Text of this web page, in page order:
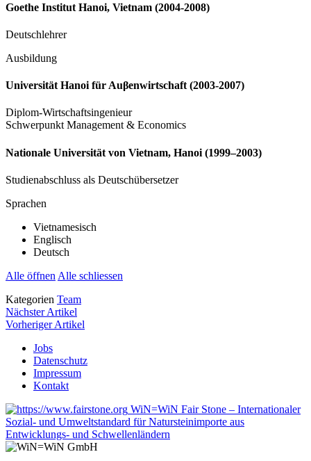
Goethe Institut Hanoi, Vietnam (2004-2008)
Deutschlehrer
Ausbildung
Universität Hanoi für Auβenwirtschaft (2003-2007)
Diplom-Wirtschaftsingenieur
Schwerpunkt Management & Economics
Nationale Universität von Vietnam, Hanoi (1999–2003)
Studienabschluss als Deutschübersetzer
Sprachen
Vietnamesisch
Englisch
Deutsch
Alle öffnen Alle schliessen
Kategorien Team
Nächster Artikel
Vorheriger Artikel
Jobs
Datenschutz
Impressum
Kontakt
WiN=WiN Fair Stone – Internationaler
Sozial- und Umweltstandard für Natursteinimporte aus
Entwicklungs- und Schwellenländern